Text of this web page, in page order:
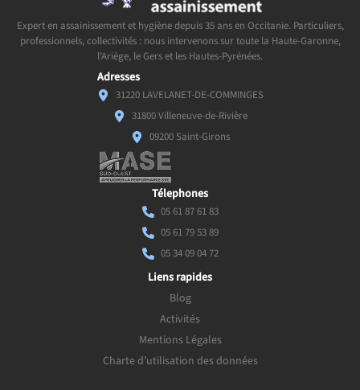
Expert en assainissement et hygiène depuis 35 ans en Occitanie. Particuliers,
professionnels, collectivités : nous intervenons sur toute la Haute-Garonne,
l'Ariège, le Gers et les Hautes-Pyrénées.
Adresses
31220 LAVELANET-DE-COMMINGES
31800 Villeneuve-de-Rivière
09200 Saint-Girons
Télephones
05 61 87 61 83
05 61 79 53 89
05 34 09 04 72
Liens rapides
Blog
Activités
Mentions Légales
Charte d’utilisation des données